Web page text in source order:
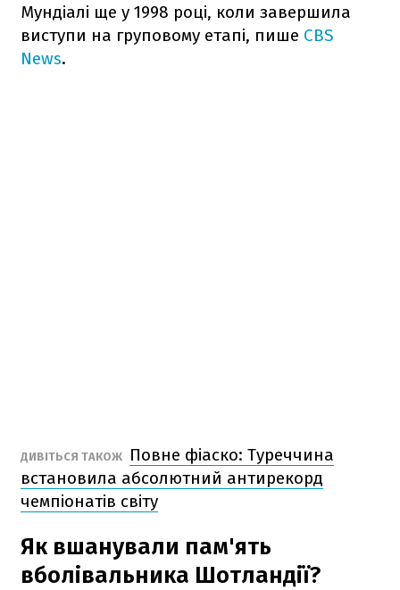
Мундіалі ще у 1998 році, коли завершила
виступи на груповому етапі, пише CBS
News.
ДИВІТЬСЯ ТАКОЖ
Повне фіаско: Туреччина
встановила абсолютний антирекорд
чемпіонатів світу
Як вшанували пам'ять
вболівальника Шотландії?